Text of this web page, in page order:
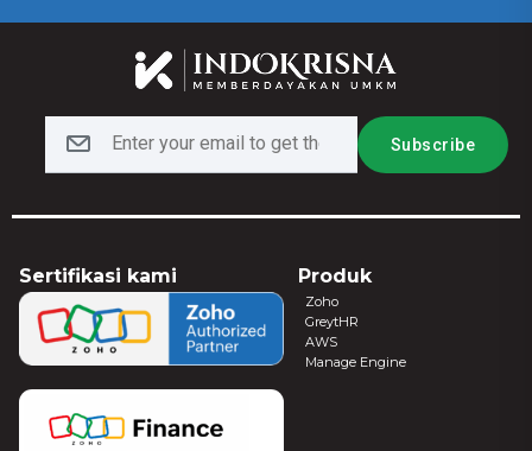
Sertifikasi kami Produk
Zoho
GreytHR
AWS
Manage Engine